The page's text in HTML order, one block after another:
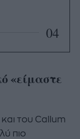
04
«είμαστε
του Callum
πιο